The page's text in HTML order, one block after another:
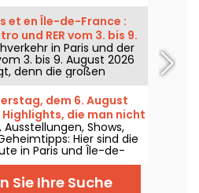
im Département
öffnen sich ab dem
ab dem 4. Juli für
bis Ende August 2026
et en Île-de-France :
und RER vom 3. bis 9.
in Paris und der
3. bis 9. August 2026
denn die großen
belasten einige Linien
SNCF.dem 6. August
Highlights, die man nicht
Shows,
Hier sind die
in Paris und Île-de-
– Donnerstag, der 6.
Sie Ihre Suche